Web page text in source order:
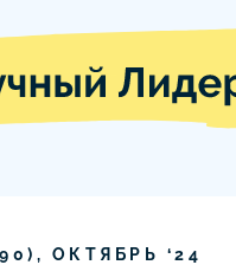
), ОКТЯБРЬ ‘24